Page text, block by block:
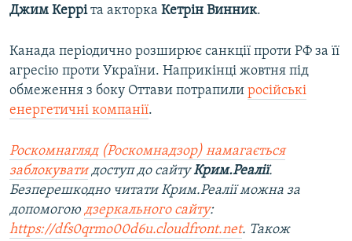
Джим Керріта акторка Кетрін Винник.
Канада періодично розширює санкції проти РФ за її
агресію проти України. Наприкінці жовтня під
обмеження з боку Оттави потрапили російські
енергетичні компанії.
Роскомнагляд (Роскомнадзор) намагається
заблокуватидоступ до сайтуКрим.Реалії.
Безперешкодно читати Крим.Реалії можна за
допомогою дзеркального сайту:
https://dfs0qrmo00d6u.cloudfront.net. Також